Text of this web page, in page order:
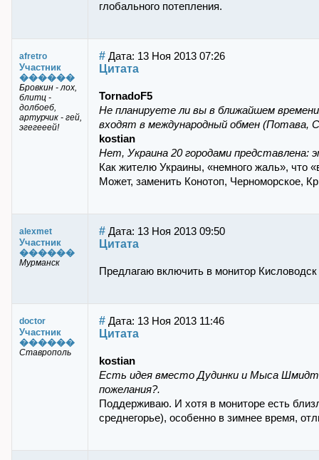
глобального потепления.
afretro
Участник
������
Бровкин - лох,
блитц -
долбоеб,
артурчик - гей,
эгегееей!
# Дата: 13 Ноя 2013 07:26
Цитата
TornadoF5
Не планируете ли вы в ближайшем
входят в международный обмен (Потава,
kostian
Нет, Украина 20 городами представлена:
Как жителю Украины, «немного жаль», что
Может, заменить Конотоп, Черноморское,
alexmet
Участник
������
Мурманск
# Дата: 13 Ноя 2013 09:50
Цитата
Предлагаю включить в монитор
doctor
Участник
������
Ставрополь
# Дата: 13 Ноя 2013 11:46
Цитата
kostian
Есть идея вместо Дудинки и Мыса
пожелания?.
Поддерживаю. И хотя в мониторе есть
среднегорье), особенно в зимнее время,